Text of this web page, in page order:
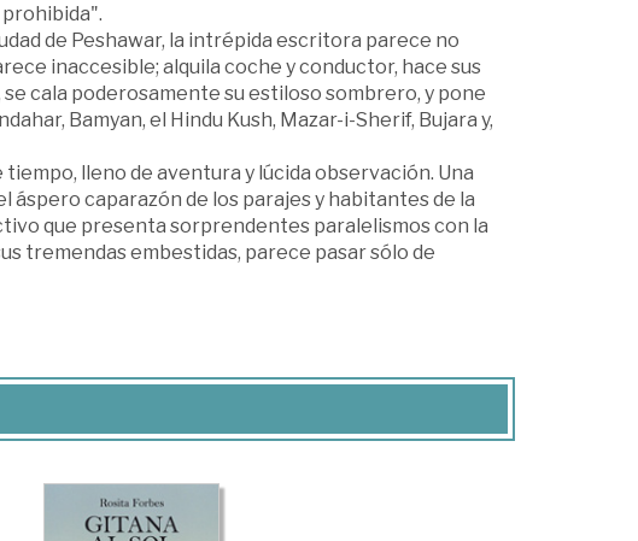
de Peshawar, la intrépida escritora parece no
inaccesible; alquila coche y conductor, hace sus
cala poderosamente su estiloso sombrero, y pone
Bamyan, el Hindu Kush, Mazar-i-Sherif, Bujara y,
lleno de aventura y lúcida observación. Una
caparazón de los parajes y habitantes de la
que presenta sorprendentes paralelismos con la
tremendas embestidas, parece pasar sólo de